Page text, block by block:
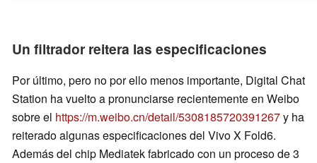
Un filtrador reitera las especificaciones
Por último, pero no por ello menos importante, Digital Chat
Station ha vuelto a pronunciarse recientemente en Weibo
sobre el https://m.weibo.cn/detail/5308185720391267y ha
reiterado algunas especificaciones del Vivo X Fold6.
Además del chip Mediatek fabricado con un proceso de 3